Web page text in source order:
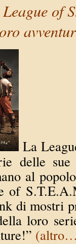
of
La
delle
al
of
di mostri
loro